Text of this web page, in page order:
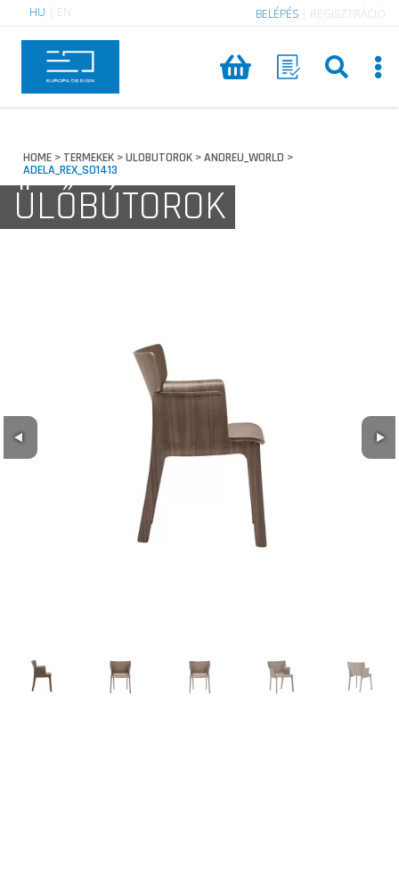
HU EN BELÉPÉS REGISZTRÁCIÓ
HOME > TERMEKEK >ULOBUTOROK >ANDREU_WORLD >
ADELA_REX_SO1413
ÜLŐBÚTOROK